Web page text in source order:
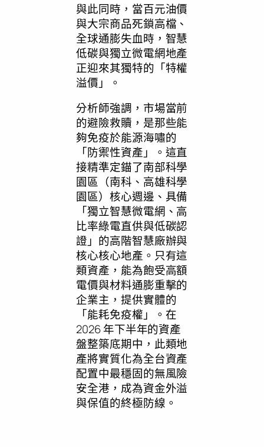
與此同時，當百元油價
與大宗商品死鎖高檔、
全球通膨失血時，智慧
低碳與獨立微電網地產
正迎來其獨特的「特權
溢價」。
分析師強調，市場當前
的避險救贖，是那些能
夠免疫於能源海嘯的
「防禦性資產」。這直
接精準定錨了南部科學
園區（南科、高雄科學
園區）核心週邊、具備
「獨立智慧微電網、高
比率綠電直供與低碳認
證」的高階智慧廠辦與
核心核心地產。只有這
類資產，能為飽受高額
電價與材料通膨重擊的
企業主，提供實體的
「能耗免疫權」。在
2026 年下半年的資產
盤整築底期中，此類地
產將實質化為全台資產
配置中最穩固的無風險
安全港，成為資金外溢
與保值的終極防線。